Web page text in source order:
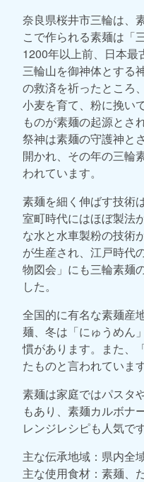
奈良県桜井市三輪は、
こで作られる素麺は「
1200年以上前、日本最
三輪山を御神体とする
の救済を祈ったところ
小麦を育て、粉に挽い
ものが素麺の起源とさ
祭神は素麺の守護神と
開かれ、その年の三輪
われています。
素麺を細く伸ばす技術
室町時代にはほぼ製法
な水と水車製粉の技術
が生産され、江戸時代
物図会」にも三輪素麺
した。
全国的に有名な素麺産
麺、冬は「にゅうめん
慣があります。また、
たものと言われています
素麺は家庭ではパスタ
もあり、素麺カルボナ
レンジレシピも人気です
主な伝承地域：県内全
主な使用食材：素麺、